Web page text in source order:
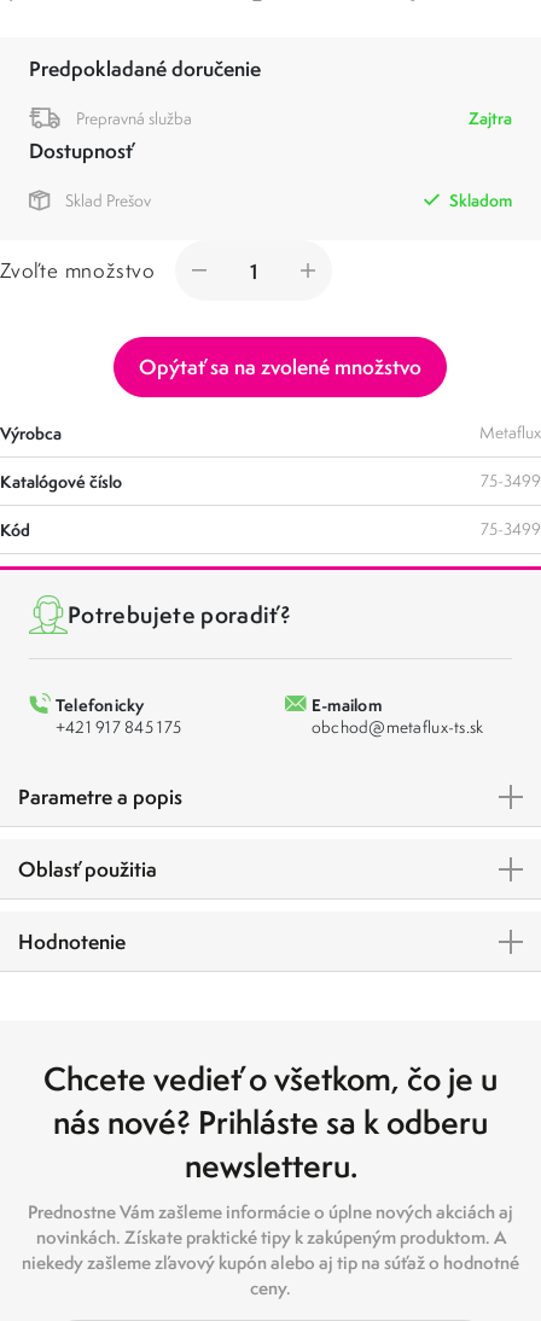
Predpokladané doručenie
Prepravná služba Zajtra
Dostupnosť
Sklad Prešov Skladom
Zvoľte množstvo
Opýtať sa na zvolené množstvo
Výrobca Metaflux
Katalógové číslo 75-3499
Kód 75-3499
Potrebujete poradiť?
Telefonicky
+421 917 845 175
E-mailom
obchod@metaflux-ts.sk
Parametre a popis
Oblasť použitia
Hodnotenie
Chcete vedieť o všetkom, čo je u
nás nové? Prihláste sa k odberu
newsletteru.
Prednostne Vám zašleme informácie o úplne nových akciách aj
novinkách. Získate praktické tipy k zakúpeným produktom. A
niekedy zašleme zľavový kupón alebo aj tip na súťaž o hodnotné
ceny.